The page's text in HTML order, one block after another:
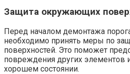
Защита окружающих
Перед началом демонтажа
необходимо принять меры по
поверхностей.​ Это поможет
повреждения других элементов
хорошем состоянии.​